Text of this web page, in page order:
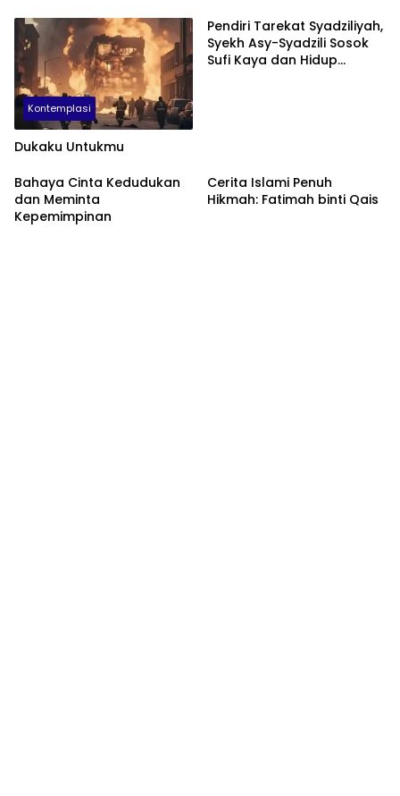
Kontemplasi
Dukaku Untukmu
Pendiri Tarekat Syadziliyah,
Syekh Asy-Syadzili Sosok
Sufi Kaya dan Hidup
Bahaya Cinta Kedudukan
dan Meminta
Kepemimpinan
Cerita Islami Penuh
Hikmah: Fatimah binti Qais